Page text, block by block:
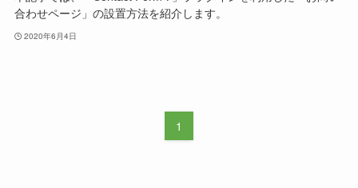
合わせページ」の設置方法を紹介します。
2020年6月4日
1